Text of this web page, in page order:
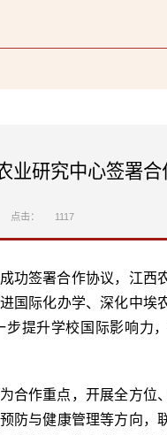
业研究中心签署合
点击： 1117
功签署合作协议，江西
国际化办学、深化中埃
提升学校国际影响力
合作重点，开展全方位
防与健康管理等方向，